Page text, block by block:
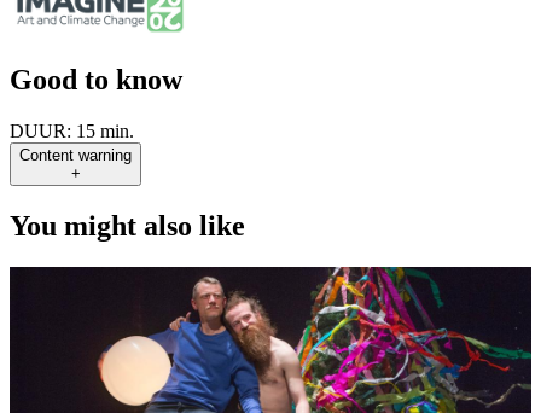
Good to know
DUUR: 15 min.
Content warning
+
You might also like